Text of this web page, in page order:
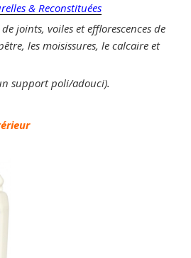
& Reconstituées
joints, voiles et efflorescences de
les moisissures, le calcaire et
support poli/adouci).